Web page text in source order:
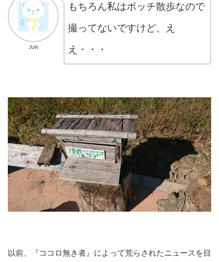
JUN
もちろん私はボッチ散歩なので
撮ってないですけど、え
え・・・
以前、『ココロ無き者』によって荒らされたニュースを目